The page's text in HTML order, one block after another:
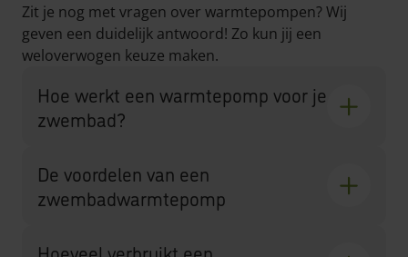
Zit je nog met vragen over warmtepompen? Wij
geven een duidelijk antwoord! Zo kun jij een
weloverwogen keuze maken.
Hoe werkt een warmtepomp voor je
zwembad?
De voordelen van een
zwembadwarmtepomp
Hoeveel verbruikt een